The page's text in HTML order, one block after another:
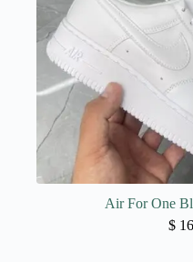
Air For One
$